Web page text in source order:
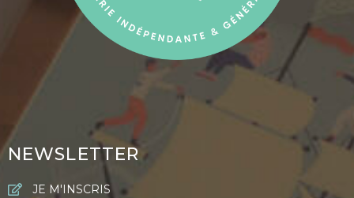
NEWSLETTER
JE M'INSCRIS